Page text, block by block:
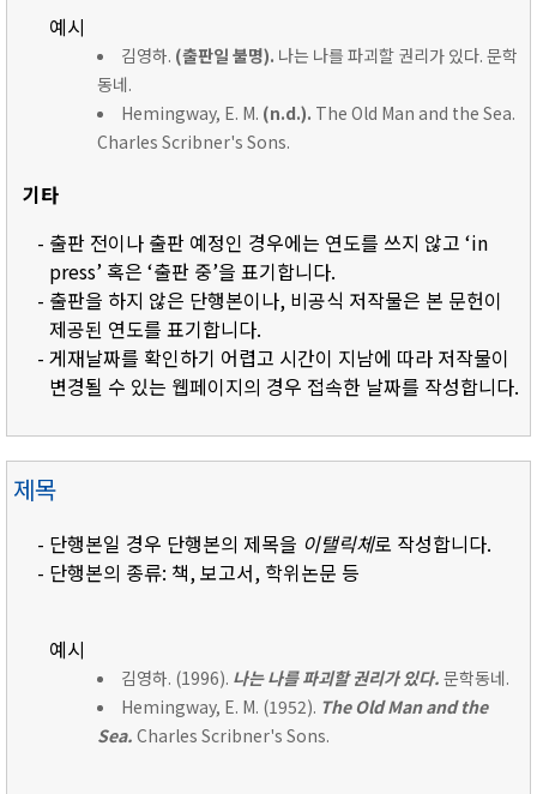
예시
김영하. (출판일 불명). 나는 나를 파괴할 권리가 있다. 문학
동네.
Hemingway, E. M. (n.d.). The Old Man and the Sea.
Charles Scribner's Sons.
기타
- 출판 전이나 출판 예정인 경우에는 연도를 쓰지 않고 ‘in
press’ 혹은 ‘출판 중’을 표기합니다.
- 출판을 하지 않은 단행본이나, 비공식 저작물은 본 문헌이
제공된 연도를 표기합니다.
- 게재날짜를 확인하기 어렵고 시간이 지남에 따라 저작물이
변경될 수 있는 웹페이지의 경우 접속한 날짜를 작성합니다.
제목
- 단행본일 경우 단행본의 제목을 이탤릭체로 작성합니다.
- 단행본의 종류: 책, 보고서, 학위논문 등
예시
김영하. (1996). 나는 나를 파괴할 권리가 있다. 문학동네.
Hemingway, E. M. (1952). The Old Man and the
Sea. Charles Scribner's Sons.